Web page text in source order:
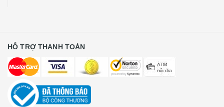
HỖ TRỢ THANH TOÁN